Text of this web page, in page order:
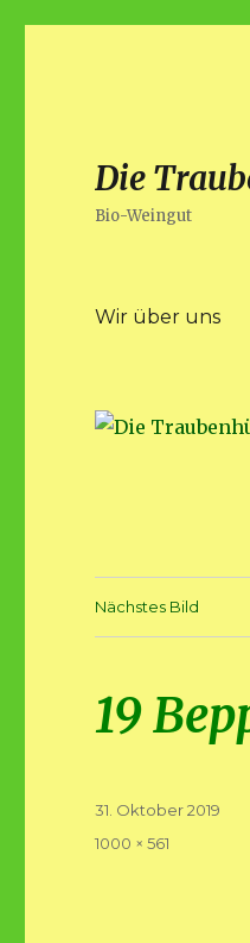
Die
Bio-Weingut
Wir über uns
Nächstes Bild
19
Veröffentlicht
31. Oktober 2019
Volle
1000 × 561